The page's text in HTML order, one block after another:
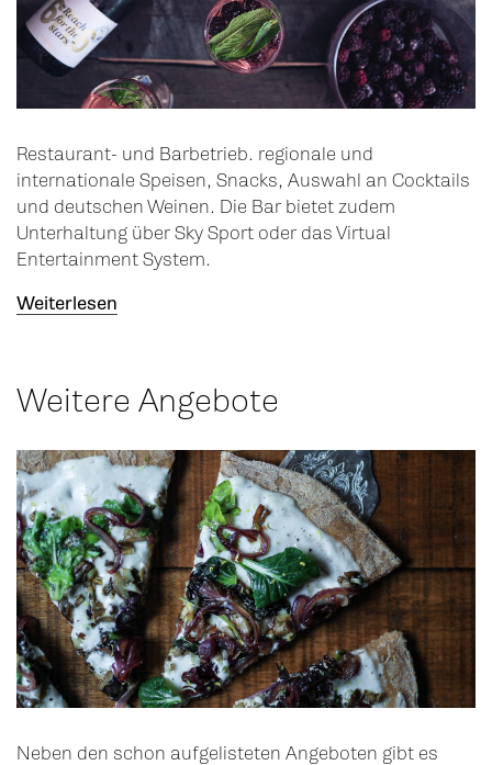
Restaurant- und Barbetrieb. regionale und
internationale Speisen, Snacks, Auswahl an Cocktails
und deutschen Weinen. Die Bar bietet zudem
Unterhaltung über Sky Sport oder das Virtual
Entertainment System.
Weiterlesen
Weitere Angebote
Neben den schon aufgelisteten Angeboten gibt es